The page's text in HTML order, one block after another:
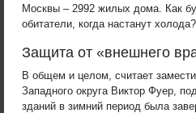
Москвы – 2992 жилых дома. Как
обитатели, когда настанут холода?
Защита от «внешнего
В общем и целом, считает
Западного округа Виктор Фуер,
зданий в зимний период была